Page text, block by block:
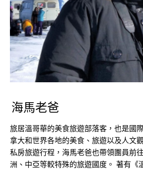
海馬老爸
旅居溫哥華的美食旅遊部落客，也是國
拿大和世界各地的美食、旅遊以及人文
私房旅遊行程，海馬老爸也帶領團員前
洲、中亞等較特殊的旅遊國度。 著有《